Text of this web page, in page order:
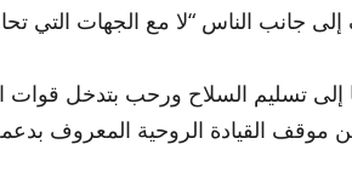
جانب الناس “لا مع الجهات التي
إلى تسليم السلاح ورحب بتدخل قوات
موقف القيادة الروحية المعروف